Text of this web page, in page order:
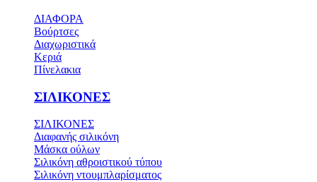
ΔΙΑΦΟΡΑ
Βούρτσες
Διαχωριστικά
Κεριά
Πίνελακια
ΣΙΛΙΚΟΝΕΣ
ΣΙΛΙΚΟΝΕΣ
Διαφανής σιλικόνη
Μάσκα ούλων
Σιλικόνη αθροιστικού τύπου
Σιλικόνη ντουμπλαρίσματος